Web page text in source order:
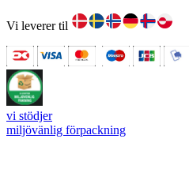
Vi leverer til
vi stödjer
miljövänlig förpackning